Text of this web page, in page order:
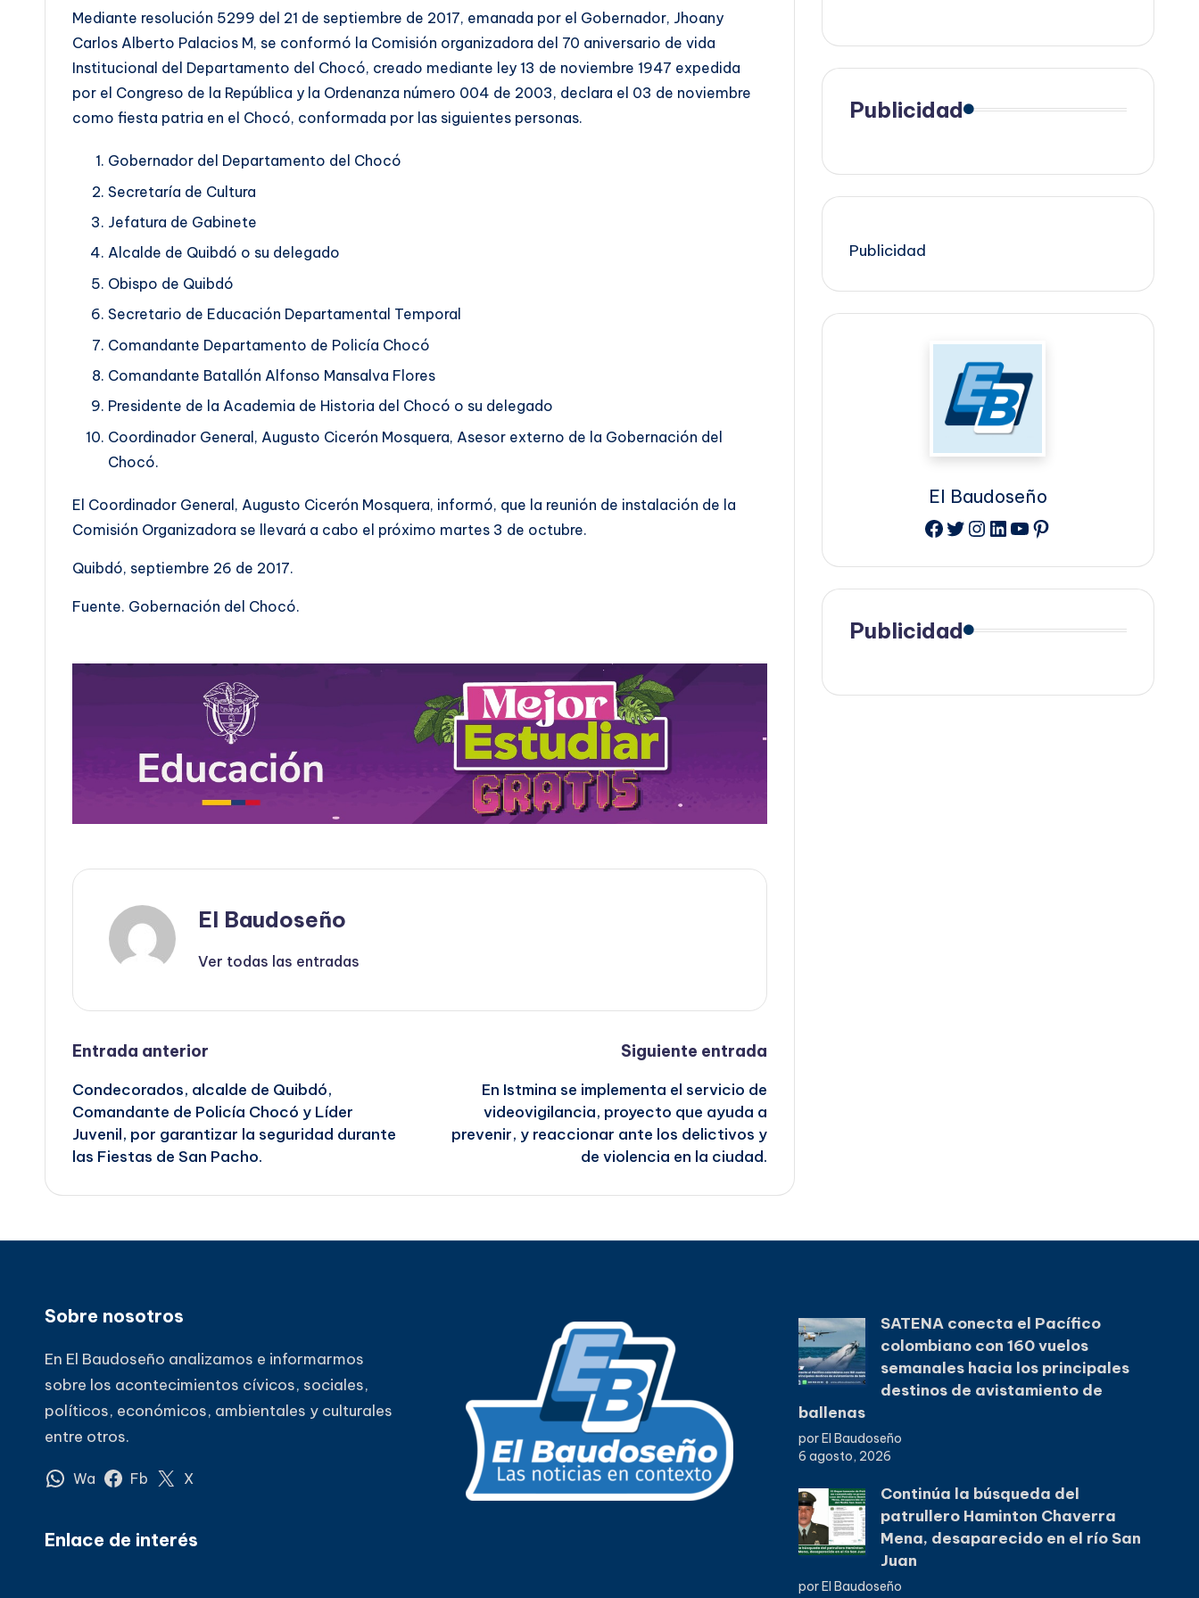
Mediante resolución 5299 del 21 de septiembre de 2017, emanada por el Gobernador, Jhoany
Carlos Alberto Palacios M, se conformó la Comisión organizadora del 70 aniversario de vida
Institucional del Departamento del Chocó, creado mediante ley 13 de noviembre 1947 expedida
por el Congreso de la República y la Ordenanza número 004 de 2003, declara el 03 de noviembre
como fiesta patria en el Chocó, conformada por las siguientes personas.
Gobernador del Departamento del Chocó
Secretaría de Cultura
Jefatura de Gabinete
Alcalde de Quibdó o su delegado
Obispo de Quibdó
Secretario de Educación Departamental Temporal
Comandante Departamento de Policía Chocó
Comandante Batallón Alfonso Mansalva Flores
Presidente de la Academia de Historia del Chocó o su delegado
Coordinador General, Augusto Cicerón Mosquera, Asesor externo de la Gobernación del
Chocó.
El Coordinador General, Augusto Cicerón Mosquera, informó, que la reunión de instalación de la
Comisión Organizadora se llevará a cabo el próximo martes 3 de octubre.
Quibdó, septiembre 26 de 2017.
Fuente. Gobernación del Chocó.
El Baudoseño
Ver todas las entradas
Navegación
de
entradas
Entrada anterior
Condecorados, alcalde de Quibdó,
Comandante de Policía Chocó y Líder
Juvenil, por garantizar la seguridad durante
las Fiestas de San Pacho.
Siguiente entrada
En Istmina se implementa el servicio de
videovigilancia, proyecto que ayuda a
prevenir, y reaccionar ante los delictivos y
de violencia en la ciudad.
Publicidad
Publicidad
El Baudoseño
Facebook
Twitter
Instagram
LinkedIn
YouTube
Pinterest
Publicidad
Sobre nosotros
En El Baudoseño analizamos e informarmos
sobre los acontecimientos cívicos, sociales,
políticos, económicos, ambientales y culturales
entre otros.
Wa Fb X
Enlace de interés
SATENA conecta el Pacífico
colombiano con 160 vuelos
semanales hacia los principales
destinos de avistamiento de
ballenas
por El Baudoseño
6 agosto, 2026
Continúa la búsqueda del
patrullero Haminton Chaverra
Mena, desaparecido en el río San
Juan
por El Baudoseño